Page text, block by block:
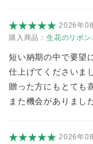
2026年
購入商品： 生花のリボ
短い納期の中で要望
仕上げてくださいま
贈った方にもとても
また機会がありまし
2026年